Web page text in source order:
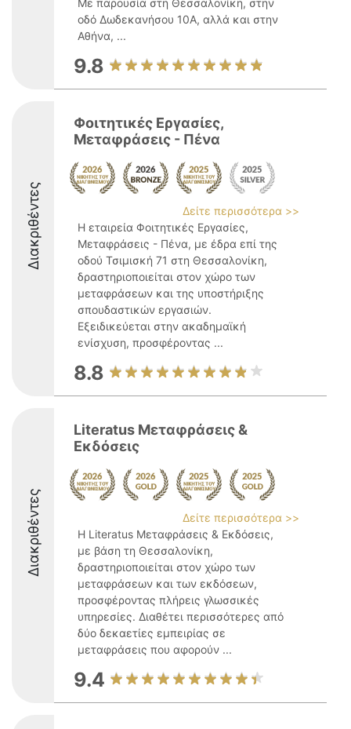
Με παρουσία στη Θεσσαλονίκη, στην
οδό Δωδεκανήσου 10Α, αλλά και στην
Αθήνα, ...
9.8
Διακριθέντες
Φοιτητικές Εργασίες,
Μεταφράσεις - Πένα
Δείτε περισσότερα >>
Η εταιρεία Φοιτητικές Εργασίες,
Μεταφράσεις - Πένα, με έδρα επί της
οδού Τσιμισκή 71 στη Θεσσαλονίκη,
δραστηριοποιείται στον χώρο των
μεταφράσεων και της υποστήριξης
σπουδαστικών εργασιών.
Εξειδικεύεται στην ακαδημαϊκή
ενίσχυση, προσφέροντας ...
8.8
Διακριθέντες
Literatus Μεταφράσεις &
Εκδόσεις
Δείτε περισσότερα >>
Η Literatus Μεταφράσεις & Εκδόσεις,
με βάση τη Θεσσαλονίκη,
δραστηριοποιείται στον χώρο των
μεταφράσεων και των εκδόσεων,
προσφέροντας πλήρεις γλωσσικές
υπηρεσίες. Διαθέτει περισσότερες από
δύο δεκαετίες εμπειρίας σε
μεταφράσεις που αφορούν ...
9.4